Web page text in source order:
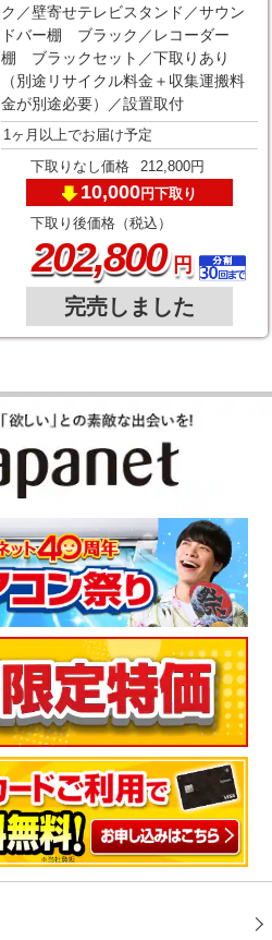
ク／壁寄せテレビスタンド／サウン
ドバー棚 ブラック／レコーダー
棚 ブラックセット／下取りあり
（別途リサイクル料金＋収集運搬料
金が別途必要）／設置取付
1ヶ月以上でお届け予定
下取りなし価格 212,800円
10,000円下取り
下取り後価格（税込）
202,800円
完売しました